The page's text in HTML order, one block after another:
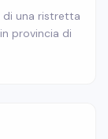
una ristretta
provincia di